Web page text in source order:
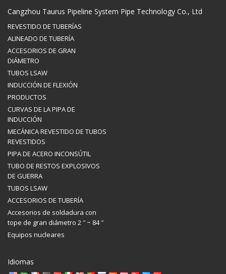
Cangzhou Taurus Pipeline System Pipe Technology Co., Ltd
REVESTIDO DE TUBERÍAS
ALINEADO DE TUBERÍA
ACCESORIOS DE GRAN
DIÁMETRO
TUBOS LSAW
INDUCCIÓN DE FLEXIÓN
PRODUCTOS
CURVAS DE LA PIPA DE
INDUCCIÓN
MECÁNICA REVESTIDO DE TUBOS
REVESTIDOS
PIPA DE ACERO INCONSÚTIL
TUBO DE RESTOS EXPLOSIVOS
DE GUERRA
TUBOS LSAW
ACCESORIOS DE TUBERÍA
Accesorios de soldadura con
tope de gran diámetro 2 ″ ~ 84 ″
Equipos nucleares
Idiomas